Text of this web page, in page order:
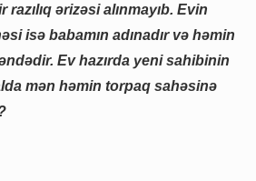
ərizəsi alınmayıb. Evin
isə babamın adınadır və həmin
Ev hazırda yeni sahibinin
mən həmin torpaq sahəsinə